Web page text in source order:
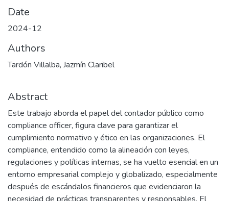
Date
2024-12
Authors
Tardón Villalba, Jazmín Claribel
Abstract
Este trabajo aborda el papel del contador público como
compliance officer, figura clave para garantizar el
cumplimiento normativo y ético en las organizaciones. El
compliance, entendido como la alineación con leyes,
regulaciones y políticas internas, se ha vuelto esencial en un
entorno empresarial complejo y globalizado, especialmente
después de escándalos financieros que evidenciaron la